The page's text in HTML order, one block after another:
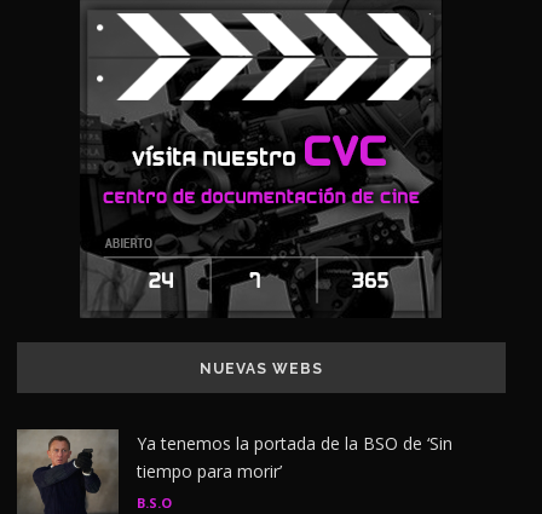
NUEVAS WEBS
Ya tenemos la portada de la BSO de ‘Sin
tiempo para morir’
B.S.O